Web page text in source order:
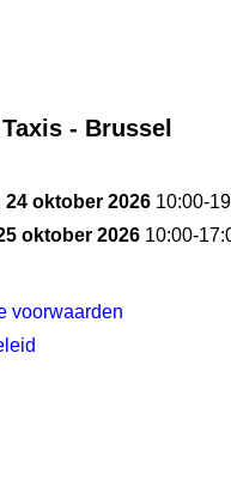
- Brussel
24 oktober 2026 10:00-
oktober 2026 10:00-
voorwaarden